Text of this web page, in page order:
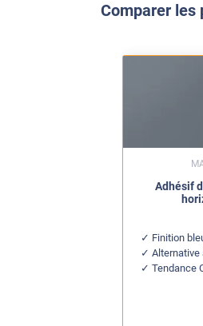
Comparer les
Adhésif
Finition
Alternative
Tendance